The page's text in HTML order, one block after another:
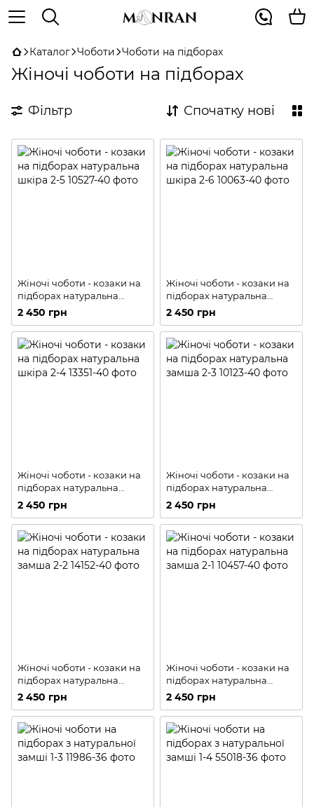
Каталог Чоботи Чоботи на підборах
Жіночі чоботи на підборах
Фільтр Спочатку нові
Жіночі чоботи - козаки на
підборах натуральна
шкіра 2-5
2 450 грн
Жіночі чоботи - козаки на
підборах натуральна
шкіра 2-6
2 450 грн
Жіночі чоботи - козаки на
підборах натуральна
шкіра 2-4
2 450 грн
Жіночі чоботи - козаки на
підборах натуральна
замша 2-3
2 450 грн
Жіночі чоботи - козаки на
підборах натуральна
замша 2-2
2 450 грн
Жіночі чоботи - козаки на
підборах натуральна
замша 2-1
2 450 грн